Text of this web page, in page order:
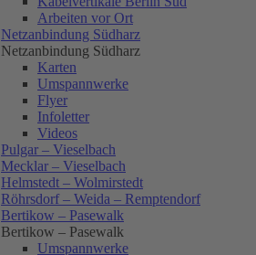
Arbeiten vor Ort
Netzanbindung Südharz
Netzanbindung Südharz
Karten
Umspannwerke
Flyer
Infoletter
Videos
Pulgar – Vieselbach
Mecklar – Vieselbach
Helmstedt – Wolmirstedt
Röhrsdorf – Weida – Remptendorf
Bertikow – Pasewalk
Bertikow – Pasewalk
Umspannwerke